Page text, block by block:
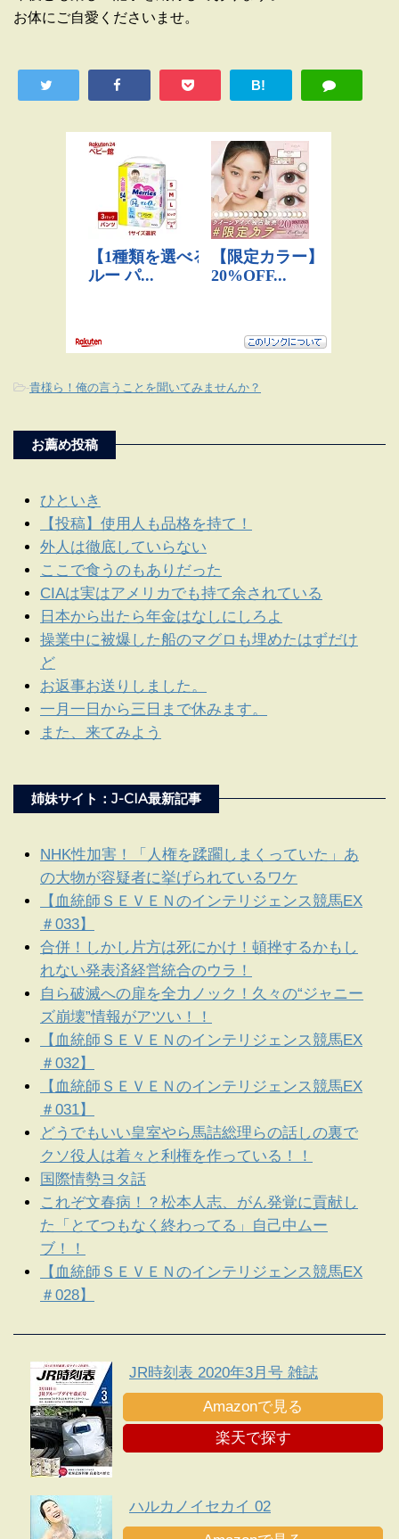
お体にご自愛くださいませ。
B!
-貴様ら！俺の言うことを聞いてみませんか？
お薦め投稿
ひといき
【投稿】使用人も品格を持て！
外人は徹底していらない
ここで食うのもありだった
CIAは実はアメリカでも持て余されている
日本から出たら年金はなしにしろよ
操業中に被爆した船のマグロも埋めたはずだけ
ど
お返事お送りしました。
一月一日から三日まで休みます。
また、来てみよう
姉妹サイト：J-CIA最新記事
NHK性加害！「人権を蹂躙しまくっていた」あ
の大物が容疑者に挙げられているワケ
【血統師ＳＥＶＥＮのインテリジェンス競馬EX
＃033】
合併！しかし片方は死にかけ！頓挫するかもし
れない発表済経営統合のウラ！
自ら破滅への扉を全力ノック！久々の“ジャニー
ズ崩壊”情報がアツい！！
【血統師ＳＥＶＥＮのインテリジェンス競馬EX
＃032】
【血統師ＳＥＶＥＮのインテリジェンス競馬EX
＃031】
どうでもいい皇室やら馬詰総理らの話しの裏で
クソ役人は着々と利権を作っている！！
国際情勢ヨタ話
これぞ文春病！？松本人志、がん発覚に貢献し
た「とてつもなく終わってる」自己中ムー
ブ！！
【血統師ＳＥＶＥＮのインテリジェンス競馬EX
＃028】
JR時刻表 2020年3月号 雑誌
Amazonで見る
楽天で探す
ハルカノイセカイ 02